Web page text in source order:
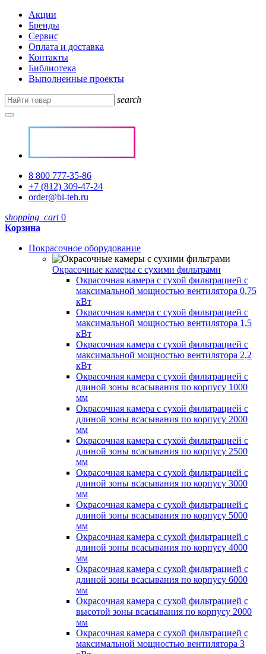
Акции
Бренды
Сервис
Оплата и доставка
Контакты
Библиотека
Выполненные проекты
search
8 800 777-35-86
+7 (812) 309-47-24
order@bi-teh.ru
shopping_cart 0
Корзина
Покрасочное оборудование
Окрасочные камеры с сухими фильтрами
Окрасочная камера с сухой фильтрацией с
максимальной мощностью вентилятора 0,75
кВт
Окрасочная камера с сухой фильтрацией с
максимальной мощностью вентилятора 1,5
кВт
Окрасочная камера с сухой фильтрацией с
максимальной мощностью вентилятора 2,2
кВт
Окрасочная камера с сухой фильтрацией с
длиной зоны всасывания по корпусу 1000
мм
Окрасочная камера с сухой фильтрацией с
длиной зоны всасывания по корпусу 2000
мм
Окрасочная камера с сухой фильтрацией с
длиной зоны всасывания по корпусу 2500
мм
Окрасочная камера с сухой фильтрацией с
длиной зоны всасывания по корпусу 3000
мм
Окрасочная камера с сухой фильтрацией с
длиной зоны всасывания по корпусу 5000
мм
Окрасочная камера с сухой фильтрацией с
длиной зоны всасывания по корпусу 4000
мм
Окрасочная камера с сухой фильтрацией с
длиной зоны всасывания по корпусу 6000
мм
Окрасочная камера с сухой фильтрацией с
высотой зоны всасывания по корпусу 2000
мм
Окрасочная камера с сухой фильтрацией с
максимальной мощностью вентилятора 3